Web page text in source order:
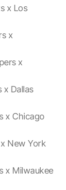
x Los
x
x
Dallas
x Chicago
New York
x Milwaukee